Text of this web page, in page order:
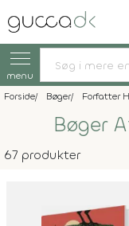
menu
Forside Bøger Forfatter
Bøger
67 produkter